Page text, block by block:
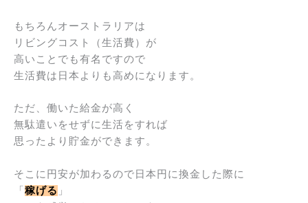
もちろんオーストラリアは
リビングコスト（生活費）が
高いことでも有名ですので
生活費は日本よりも高めになります。
ただ、働いた給金が高く
無駄遣いをせずに生活をすれば
思ったより貯金ができます。
そこに円安が加わるので日本円に換金した際に
「 稼げる 」